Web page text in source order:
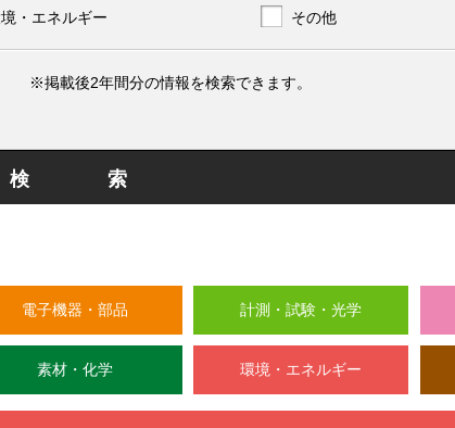
・エネルギー その他
※掲載後2年間分の情報を検索できます。
検索
電子機器・部品 計測・試験・光学
素材・化学 環境・エネルギー